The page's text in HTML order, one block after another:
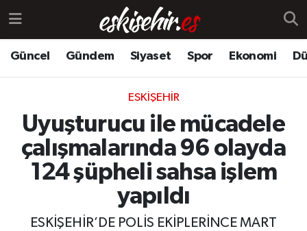
Güncel Gündem Siyaset Spor Ekonomi
ESKIŞEHIR
Uyuşturucu ile mücadele
çalışmalarında 96 olayda
124 şüpheli sahsa işlem
yapıldı
ESKİŞEHİR’DE POLİS EKİPLERİNCE MART